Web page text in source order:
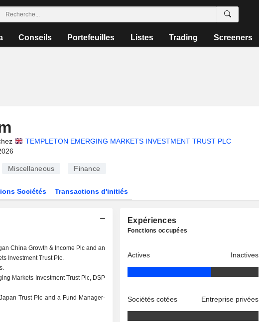
Conseils Portefeuilles Listes Trading Screeners
TEMPLETON EMERGING MARKETS INVESTMENT TRUST PLC
Miscellaneous Finance
Sociétés Transactions d'initiés
China Growth & Income Plc and an
Investment Trust Plc.
Markets Investment Trust Plc, DSP
Trust Plc and a Fund Manager-
Expériences
Fonctions occupées
Actives Inactives
Sociétés cotées Entreprise privées